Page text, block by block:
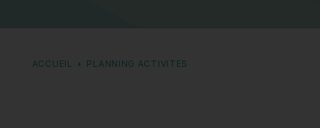
ACCUEIL PLANNING ACTIVITES